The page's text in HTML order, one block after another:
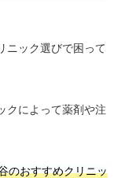
ニック選びで困って
クによって薬剤や注
のおすすめクリニッ